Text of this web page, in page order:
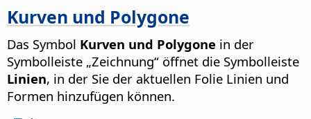
Kurven und Polygone
Das Symbol Kurven und Polygone in der
Symbolleiste „Zeichnung“ öffnet die Symbolleiste
Linien, in der Sie der aktuellen Folie Linien und
Formen hinzufügen können.